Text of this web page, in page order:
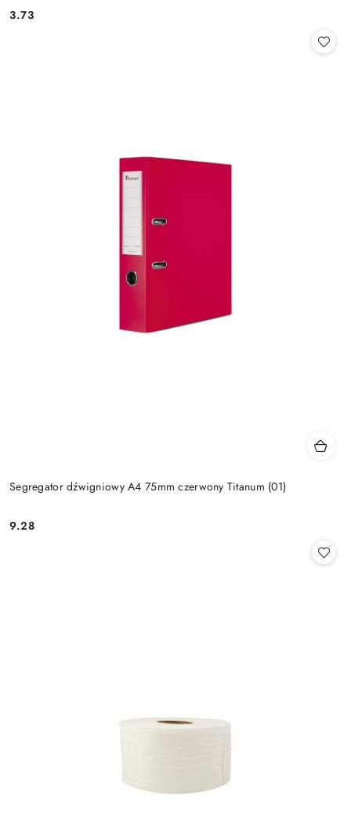
Cena:
3.73
Segregator dźwigniowy A4 75mm czerwony Titanum (01)
Cena:
9.28